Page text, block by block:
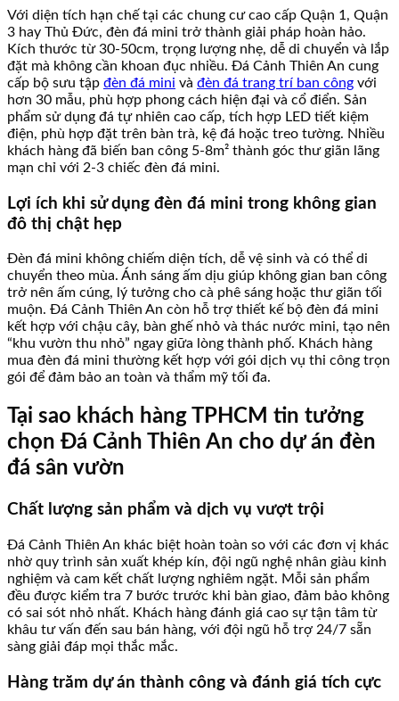
Với diện tích hạn chế tại các chung cư cao cấp Quận 1, Quận
3 hay Thủ Đức, đèn đá mini trở thành giải pháp hoàn hảo.
Kích thước từ 30-50cm, trọng lượng nhẹ, dễ di chuyển và lắp
đặt mà không cần khoan đục nhiều. Đá Cảnh Thiên An cung
cấp bộ sưu tập đèn đá mini và đèn đá trang trí ban công với
hơn 30 mẫu, phù hợp phong cách hiện đại và cổ điển. Sản
phẩm sử dụng đá tự nhiên cao cấp, tích hợp LED tiết kiệm
điện, phù hợp đặt trên bàn trà, kệ đá hoặc treo tường. Nhiều
khách hàng đã biến ban công 5-8m² thành góc thư giãn lãng
mạn chỉ với 2-3 chiếc đèn đá mini.
Lợi ích khi sử dụng đèn đá mini trong không gian
đô thị chật hẹp
Đèn đá mini không chiếm diện tích, dễ vệ sinh và có thể di
chuyển theo mùa. Ánh sáng ấm dịu giúp không gian ban công
trở nên ấm cúng, lý tưởng cho cà phê sáng hoặc thư giãn tối
muộn. Đá Cảnh Thiên An còn hỗ trợ thiết kế bộ đèn đá mini
kết hợp với chậu cây, bàn ghế nhỏ và thác nước mini, tạo nên
“khu vườn thu nhỏ” ngay giữa lòng thành phố. Khách hàng
mua đèn đá mini thường kết hợp với gói dịch vụ thi công trọn
gói để đảm bảo an toàn và thẩm mỹ tối đa.
Tại sao khách hàng TPHCM tin tưởng
chọn Đá Cảnh Thiên An cho dự án đèn
đá sân vườn
Chất lượng sản phẩm và dịch vụ vượt trội
Đá Cảnh Thiên An khác biệt hoàn toàn so với các đơn vị khác
nhờ quy trình sản xuất khép kín, đội ngũ nghệ nhân giàu kinh
nghiệm và cam kết chất lượng nghiêm ngặt. Mỗi sản phẩm
đều được kiểm tra 7 bước trước khi bàn giao, đảm bảo không
có sai sót nhỏ nhất. Khách hàng đánh giá cao sự tận tâm từ
khâu tư vấn đến sau bán hàng, với đội ngũ hỗ trợ 24/7 sẵn
sàng giải đáp mọi thắc mắc.
Hàng trăm dự án thành công và đánh giá tích cực